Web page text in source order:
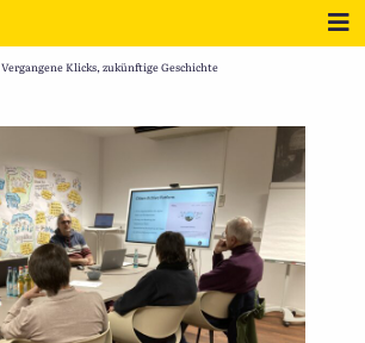
Vergangene Klicks, zukünftige Geschichte